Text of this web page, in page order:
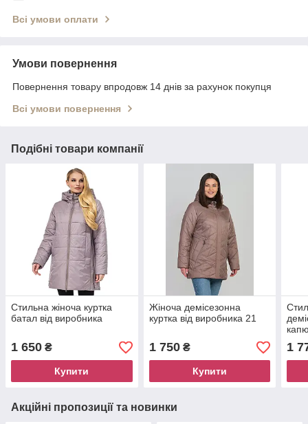
Всі умови оплати
Умови повернення
Повернення товару впродовж 14 днів за рахунок покупця
Всі умови повернення
Подібні товари компанії
Стильна жіноча куртка
батал від виробника
1 650 ₴
Купити
Жіноча демісезонна
куртка від виробника 21
1 750₴
Купити
1
Акційні пропозиції та новинки